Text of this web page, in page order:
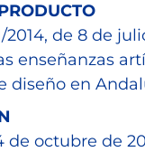
2014, de 8 de
enseñanzas
diseño en
de octubre de